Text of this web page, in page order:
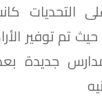
التحديات
تم توفير